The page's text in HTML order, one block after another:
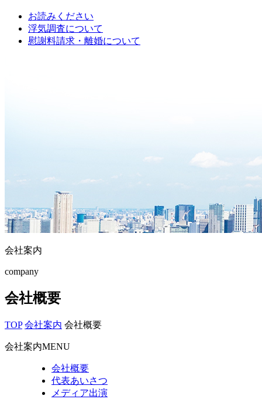
お読みください
浮気調査について
慰謝料請求・離婚について
会社案内
company
会社概要
TOP 会社案内 会社概要
会社案内MENU
会社概要
代表あいさつ
メディア出演